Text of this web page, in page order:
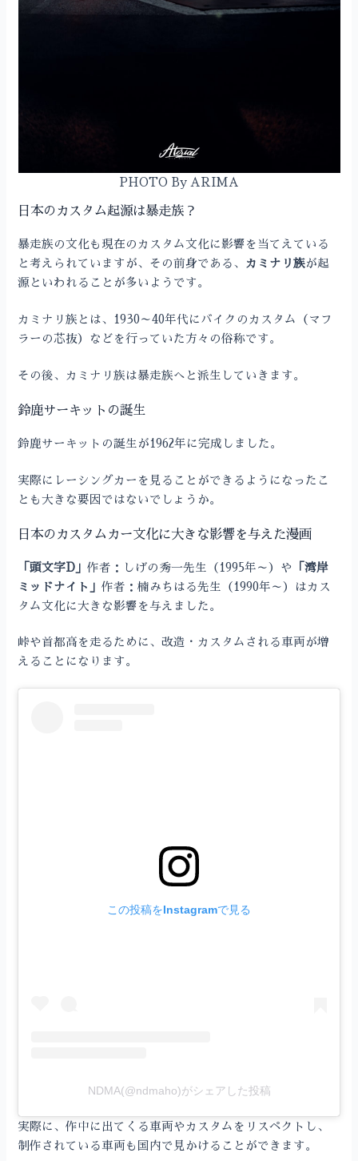
PHOTO By ARIMA
日本のカスタム起源は暴走族？
暴走族の文化も現在のカスタム文化に影響を当てえている
と考えられていますが、その前身である、
カミナリ族が起
源といわれることが多いようです。
カミナリ族とは、1930～40年代にバイクのカスタム（マフ
ラーの芯抜）などを行っていた方々の俗称です。
その後、カミナリ族は暴走族へと派生していきます。
鈴鹿サーキットの誕生
鈴鹿サーキットの誕生が1962年に完成しました。
実際にレーシングカーを見ることができるようになったこ
とも大きな要因ではないでしょうか。
日本のカスタムカー文化に大きな影響を与えた漫画
「頭文字D」作者：しげの秀一先生（1995年～）や
「湾岸
ミッドナイト」作者：楠みちはる先生（1990年～）はカス
タム文化に大きな影響を与えました。
峠や首都高を走るために、改造・カスタムされる車両が増
えることになります。
この投稿をInstagramで見る
NDMA(@ndmaho)がシェアした投稿
実際に、作中に出てくる車両やカスタムをリスペクトし、
制作されている車両も国内で見かけることができます。